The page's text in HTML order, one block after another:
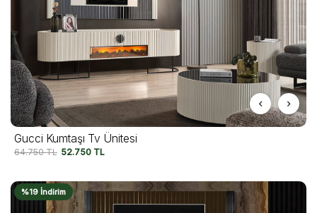
Gucci Kumtaşı Tv Ünitesi
64.750TL 52.750 TL
%19 İndirim